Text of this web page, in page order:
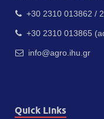
+30 2310 013862 /
+30 2310 013865
info@agro.ihu.gr
Quick Links